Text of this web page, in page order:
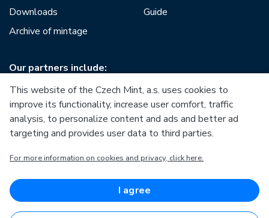
Downloads
Archive of mintage
Guide
Our partners include:
European Regional Development Fund
Competitiveness
European Regional Development Fund
This website of the Czech Mint, a.s. uses cookies to
improve its functionality, increase user comfort, traffic
analysis, to personalize content and ads and better ad
targeting and provides user data to third parties.
For more information on cookies and privacy, click here.
I agree